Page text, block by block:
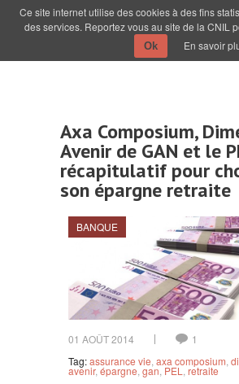
Axa Composium,
Avenir de GAN et le
récapitulatif pour
son épargne retraite
BANQUE
01 AOÛT 2014
1
Tag:assurance vie axa composium
avenir, épargne gan PEL retraite
Ce site internet utilise des cookies à des fins
des services. Reportez vous au site de la CNIL
Ok En savoir